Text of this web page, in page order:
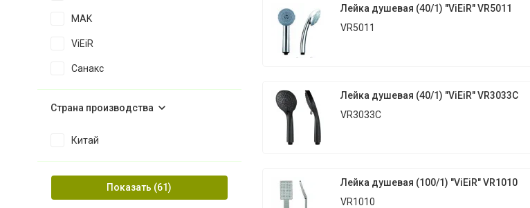
Лейка душевая (40/1) "ViEiR" VR5011
VR5011
Лейка душевая (40/1) "ViEiR" VR3033C
VR3033C
Лейка душевая (100/1) "ViEiR" VR1010
VR1010
MAK
ViEiR
Санакс
Страна производства
Китай
Показать